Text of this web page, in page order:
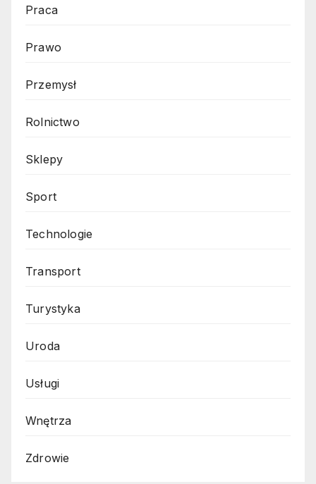
Praca
Prawo
Przemysł
Rolnictwo
Sklepy
Sport
Technologie
Transport
Turystyka
Uroda
Usługi
Wnętrza
Zdrowie